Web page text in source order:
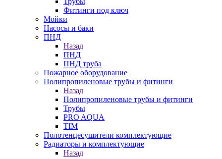
Фитинги под ключ
Мойки
Насосы и баки
ПНД
Назад
ПНД
ПНД труба
Пожарное оборудование
Полипропиленовые трубы и фитинги
Назад
Полипропиленовые трубы и фитинги
Трубы
PRO AQUA
TIM
Полотенцесушители комплектующие
Радиаторы и комплектующие
Назад